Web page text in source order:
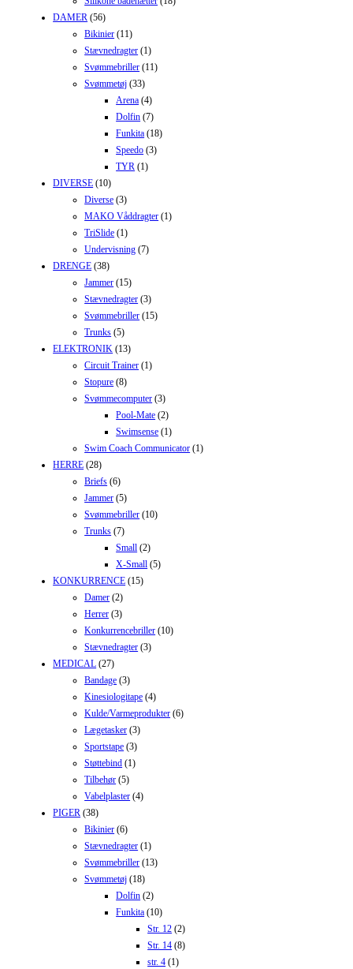
DAMER (56)
Bikinier (11)
Stævnedragter (1)
Svømmebriller (11)
Svømmetøj (33)
Arena (4)
Dolfin (7)
Funkita (18)
Speedo (3)
TYR (1)
DIVERSE (10)
Diverse (3)
MAKO Våddragter (1)
TriSlide (1)
Undervisning (7)
DRENGE (38)
Jammer (15)
Stævnedragter (3)
Svømmebriller (15)
Trunks (5)
ELEKTRONIK (13)
Circuit Trainer (1)
Stopure (8)
Svømmecomputer (3)
Pool-Mate (2)
Swimsense (1)
Swim Coach Communicator (1)
HERRE (28)
Briefs (6)
Jammer (5)
Svømmebriller (10)
Trunks (7)
Small (2)
X-Small (5)
KONKURRENCE (15)
Damer (2)
Herrer (3)
Konkurrencebriller (10)
Stævnedragter (3)
MEDICAL (27)
Bandage (3)
Kinesiologitape (4)
Kulde/Varmeprodukter (6)
Lægetasker (3)
Sportstape (3)
Støttebind (1)
Tilbehør (5)
Vabelplaster (4)
PIGER (38)
Bikinier (6)
Stævnedragter (1)
Svømmebriller (13)
Svømmetøj (18)
Dolfin (2)
Funkita (10)
Str. 12 (2)
Str. 14 (8)
str. 4 (1)